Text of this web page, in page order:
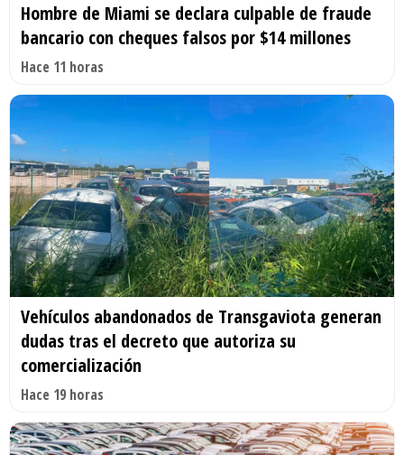
Hombre de Miami se declara culpable de fraude
bancario con cheques falsos por $14 millones
Hace 11 horas
Vehículos abandonados de Transgaviota generan
dudas tras el decreto que autoriza su
comercialización
Hace 19 horas